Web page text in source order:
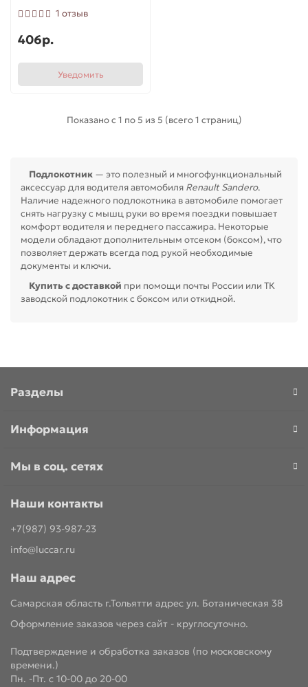
1 отзыв
406р.
Уведомить
Показано с 1 по 5 из 5 (всего 1 страниц)
Подлокотник — это полезный и многофункциональный
аксессуар для водителя автомобиля Renault Sandero.
Наличие надежного подлокотника в автомобиле помогает
снять нагрузку с мышц руки во время поездки повышает
комфорт водителя и переднего пассажира. Некоторые
модели обладают дополнительным отсеком (боксом), что
позволяет держать всегда под рукой необходимые
документы и ключи.
Купить с доставкой при помощи почты России или ТК
заводской подлокотник с боксом или откидной.
Разделы
Информация
Мы в соц. сетях
Наши контакты
+7(987) 93-987-23
info@luccar.ru
Наш адрес
Самарская область г.Тольятти адрес ул. Ботаническая 38
Оформление заказов через сайт - круглосуточно.
Подтверждение и обработка заказов (по московскому
времени.)
Пн. -Пт. с 10-00 до 20-00